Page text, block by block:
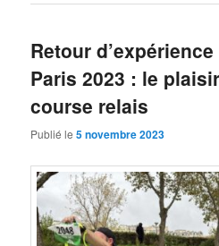
Retour
Paris 2023 : le
course relais
Publié le5 novembre 2023